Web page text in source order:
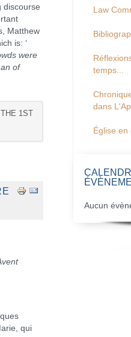
discourse
Matthew
is: ‘
were
of
1ST
qui
Law
temps...
dans
Église en
Aucun